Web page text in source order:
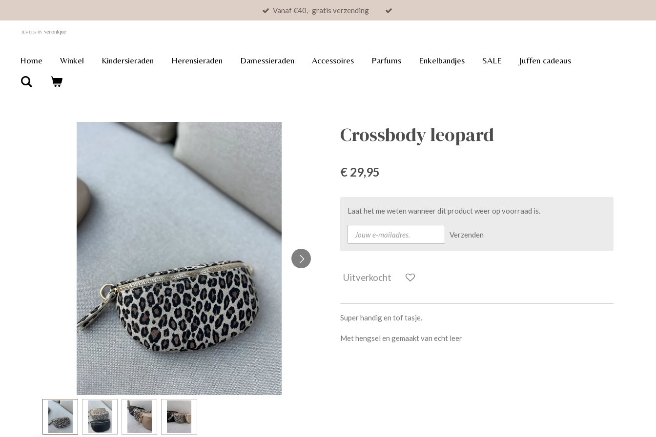
hoofdinhoud
Vanaf €40,- gratis verzending
Home Winkel Kindersieraden Herensieraden Damessieraden Accessoires Parfums Enkelbandjes SALE Juffen cadeaus
Crossbody leopard
€ 29,95
Laat het me weten wanneer dit product weer op voorraad is.
Verzenden
Uitverkocht
Super handig en tof tasje.
Met hengsel en gemaakt van echt leer